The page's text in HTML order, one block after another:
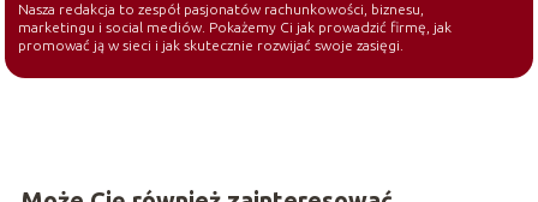
Nasza redakcja to zespół pasjonatów rachunkowości, biznesu,
marketingu i social mediów. Pokażemy Ci jak prowadzić firmę, jak
promować ją w sieci i jak skutecznie rozwijać swoje zasięgi.